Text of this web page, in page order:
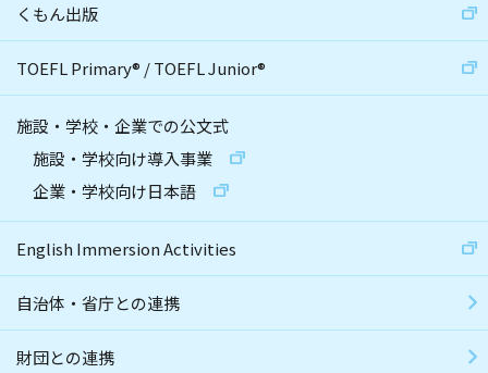
くもん出版
TOEFL Primary® /TOEFL Junior®
施設・学校・企業での公文式
施設・学校向け導入事業
企業・学校向け日本語
English Immersion Activities
自治体・省庁との連携
財団との連携